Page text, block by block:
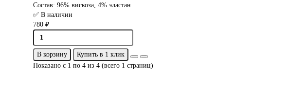
Состав: 96% вискоза, 4% эластан
✅ В наличии
780 ₽
В корзину
Купить в 1 клик
Показано с 1 по 4 из 4 (всего 1 страниц)